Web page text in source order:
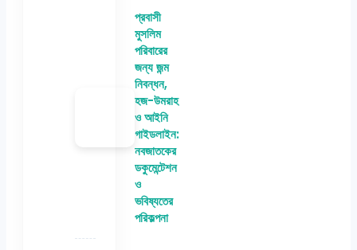
প্রবাসী
মুসলিম
পরিবারের
জন্য জন্ম
নিবন্ধন,
হজ-উমরাহ
ও আইনি
গাইডলাইন:
নবজাতকের
ডকুমেন্টেশন
ও
ভবিষ্যতের
পরিকল্পনা